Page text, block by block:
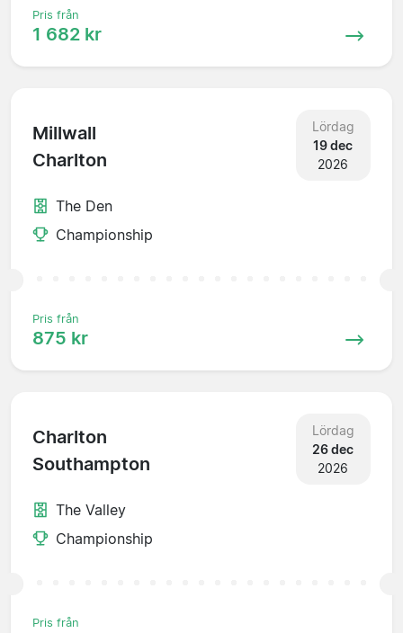
Pris från
1 682 kr
Millwall
Charlton
Lördag
19 dec
2026
The Den
Championship
Pris från
875 kr
Charlton
Southampton
Lördag
26 dec
2026
The Valley
Championship
Pris från